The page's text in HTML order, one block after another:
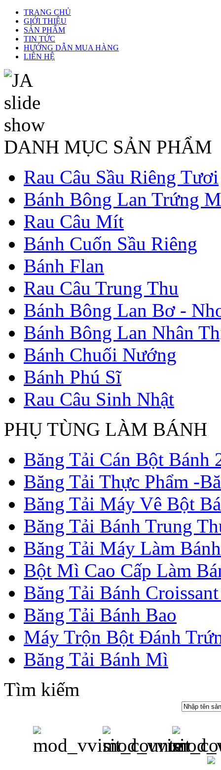
TRANG CHỦ
GIỚI THIỆU
SẢN PHẨM
TIN TỨC
HƯỚNG DẪN MUA HÀNG
LIÊN HỆ
DANH MỤC SẢN PHẨM
Rau Câu Sầu Riêng Tươi
Bánh Bông Lan Trứng
Rau Câu Mít
Bánh Cuốn Sầu Riêng
Bánh Flan
Rau Câu Trung Thu
Bánh Bông Lan Bơ -
Bánh Bông Lan Nhân
Bánh Chuối Nướng
Bánh Phú Sĩ
Rau Câu Sinh Nhật
PHỤ TÙNG LÀM BÁNH
Băng Tải Cán Bột Bánh
Băng Tải Thực Phẩm -
Băng Tải Máy Vê Bột
Băng Tải Bánh Trung
Băng Tải Máy Làm
Bột Mì Cao Cấp Làm
Băng Tải Bánh
Băng Tải Bánh Bao
Máy Trộn Bột Đánh
Băng Tải Bánh Mì
Tìm kiếm